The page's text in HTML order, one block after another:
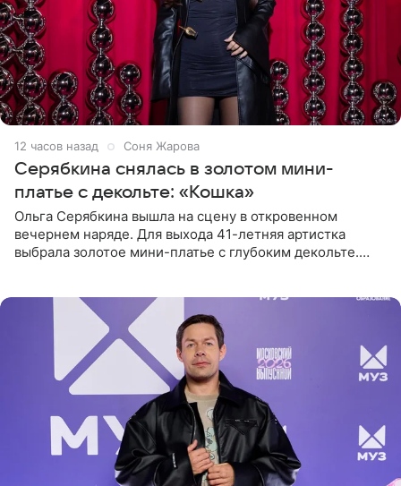
12 часов назад Соня Жарова
Серябкина снялась в золотом мини-
платье с декольте: «Кошка»
Ольга Серябкина вышла на сцену в откровенном
вечернем наряде. Для выхода 41-летняя артистка
выбрала золотое мини-платье с глубоким декольте.